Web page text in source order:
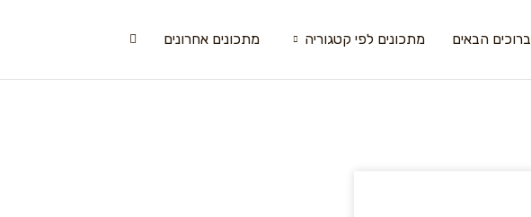
ברוכים הבאים מתכונים לפי קטגוריה מתכונים אחרונים